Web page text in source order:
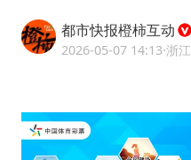
都市快报橙柿互动
2026-05-07 14:13·浙江